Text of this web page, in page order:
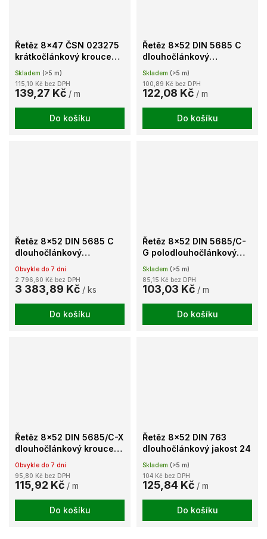
Řetěz 8x47 ČSN 023275
krátkočlánkový kroucený
Skladem (>5 m)
115,10 Kč bez DPH
139,27 Kč / m
Do košíku
Řetěz 8x52 DIN 5685 C
dlouhočlánkový
galvanicky pozinkovaný
Skladem (>5 m)
100,89 Kč bez DPH
122,08 Kč / m
Do košíku
Řetěz 8x52 DIN 5685 C
dlouhočlánkový
cívka
Obvykle do 7 dní
2 796,60 Kč bez DPH
3 383,89 Kč / ks
Do košíku
Řetěz 8x52 DIN 5685/C-
G polodlouhočlánkový
nezkoušený lesklý
Skladem (>5 m)
85,15 Kč bez DPH
103,03 Kč / m
Do košíku
Řetěz 8x52 DIN 5685/C-X
dlouhočlánkový kroucený
Obvykle do 7 dní
95,80 Kč bez DPH
115,92 Kč / m
Do košíku
Řetěz 8x52 DIN 763
dlouhočlánkový jakost 24
Skladem (>5 m)
104 Kč bez DPH
125,84 Kč / m
Do košíku